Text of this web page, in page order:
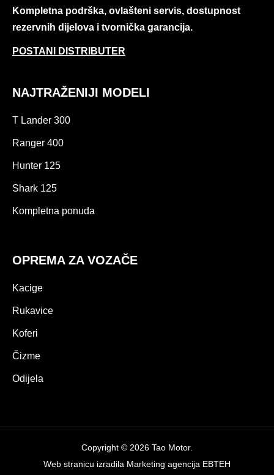
Kompletna podrška, ovlašteni servis, dostupnost
rezervnih dijelova i tvornička garancija.
POSTANI DISTRIBUTER
NAJTRAŽENIJI MODELI
T Lander 300
Ranger 400
Hunter 125
Shark 125
Kompletna ponuda
OPREMA ZA VOZAČE
Kacige
Rukavice
Koferi
Čizme
Odijela
Copyright © 2026 Tao Motor.
Web stranicu izradila Marketing agencija EBTEH